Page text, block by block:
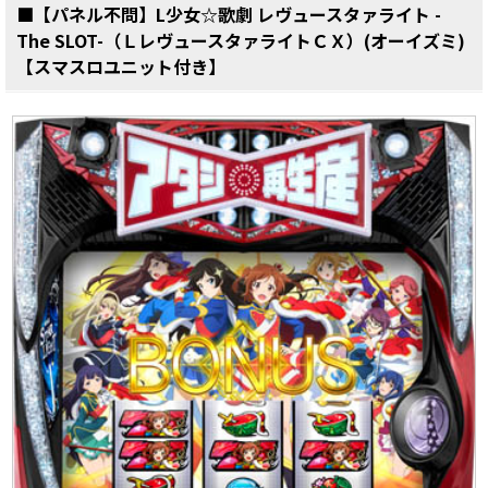
■【パネル不問】L少女☆歌劇 レヴュースタァライト -
The SLOT-（ＬレヴュースタァライトＣＸ）(オーイズミ)
【スマスロユニット付き】